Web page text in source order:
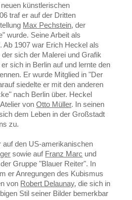
künstlerischen
traf er auf der Dritten
Max Pechstein, der
wurde. Seine Arbeit als
Ab 1907 war Erich Heckel als
sich der Malerei und Grafik
sich in Berlin auf und lernte den
Er wurde Mitglied in "Der
siedelte er mit den anderen
nach Berlin über. Heckel
vonOtto Müller. In seinen
dem Leben in der Großstadt
zu.
auf den US-amerikanischen
sowie auf Franz Marc und
Gruppe "Blauer Reiter". In
er Anregungen des Kubismus
von Robert Delaunay, die sich in
Stil seiner Bilder bemerkbar